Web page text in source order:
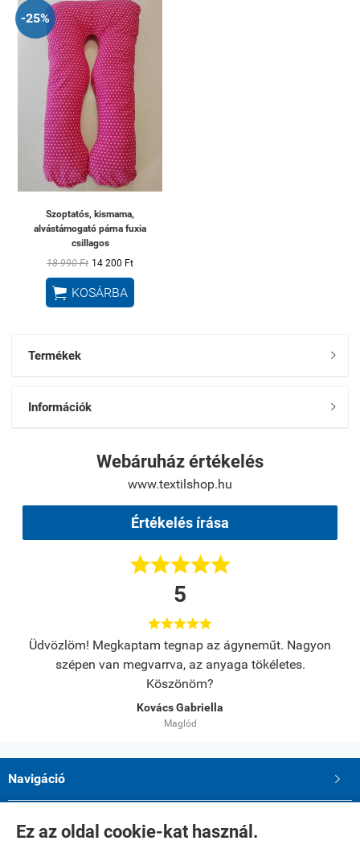
Ez az oldal cookie-kat használ.
-25%
Szoptatós, kismama,
alvástámogató párna fuxia
csillagos
18 990 Ft 14 200 Ft
 KOSÁRBA
Termékek 
Információk 
Webáruház értékelés
www.textilshop.hu
Értékelés írása

5

Üdvözlöm! Megkaptam tegnap az ágyneműt. Nagyon
szépen van megvarrva, az anyaga tökéletes.
Köszönöm?
Kovács Gabriella
Maglód
Navigáció 
Saját fiók